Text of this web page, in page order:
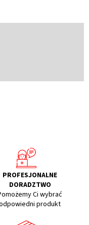
PROFESJONALNE
DORADZTWO
Ci wybrać
produkt